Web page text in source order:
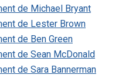
de Michael Bryant
de Lester Brown
de Ben Green
de Sean McDonald
de Sara Bannerman